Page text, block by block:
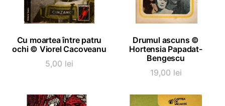
ADAUGĂ ÎN COȘ
Cu moartea între patru
ochi © Viorel Cacoveanu
5,00 lei
ADAUGĂ ÎN COȘ
Drumul ascuns ©
Hortensia Papadat-
Bengescu
19,00 lei